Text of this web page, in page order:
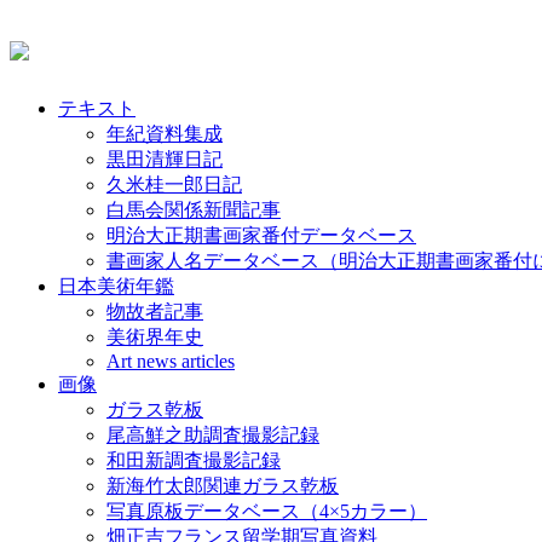
テキスト
年紀資料集成
黒田清輝日記
久米桂一郎日記
白馬会関係新聞記事
明治大正期書画家番付データベース
書画家人名データベース（明治大正期書画家番付
日本美術年鑑
物故者記事
美術界年史
Art news articles
画像
ガラス乾板
尾高鮮之助調査撮影記録
和田新調査撮影記録
新海竹太郎関連ガラス乾板
写真原板データベース（4×5カラー）
畑正吉フランス留学期写真資料